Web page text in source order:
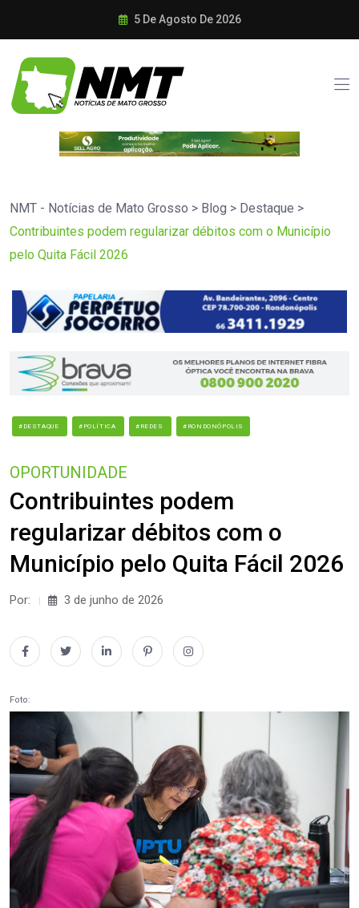
5 De Agosto De 2026
NMT - Notícias de Mato Grosso > Blog > Destaque >
Contribuintes podem regularizar débitos com o Município
pelo Quita Fácil 2026
#DESTAQUE #POLÍTICA #REDES #RONDONÓPOLIS
OPORTUNIDADE
Contribuintes podem
regularizar débitos com o
Município pelo Quita Fácil 2026
Por: 3 de junho de 2026
Foto: